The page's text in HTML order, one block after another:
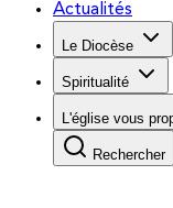
Actualités
Le Diocèse
Spiritualité
L'église vous
Rechercher